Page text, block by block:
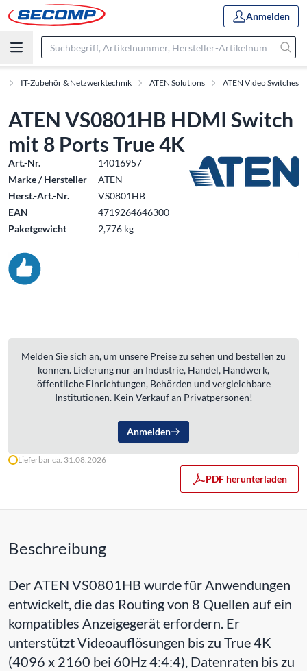
Anmelden
IT-Zubehör & Netzwerktechnik ATEN Solutions ATEN Video Switches
ATEN VS0801HB HDMI Switch
mit 8 Ports True 4K
Art.-Nr.
14016957
Marke / Hersteller
ATEN
Herst.-Art.-Nr.
VS0801HB
EAN
4719264646300
Paketgewicht
2,776 kg
Melden Sie sich an, um unsere Preise zu sehen und bestellen zu
können. Lieferung nur an Industrie, Handel, Handwerk,
öffentliche Einrichtungen, Behörden und vergleichbare
Institutionen. Kein Verkauf an Privatpersonen!
Anmelden
Lieferbar ca. 31.08.2026
PDF herunterladen
Beschreibung
Der ATEN VS0801HB wurde für Anwendungen
entwickelt, die das Routing von 8 Quellen auf ein
kompatibles Anzeigegerät erfordern. Er
unterstützt Videoauflösungen bis zu True 4K
(4096 x 2160 bei 60Hz 4:4:4), Datenraten bis zu